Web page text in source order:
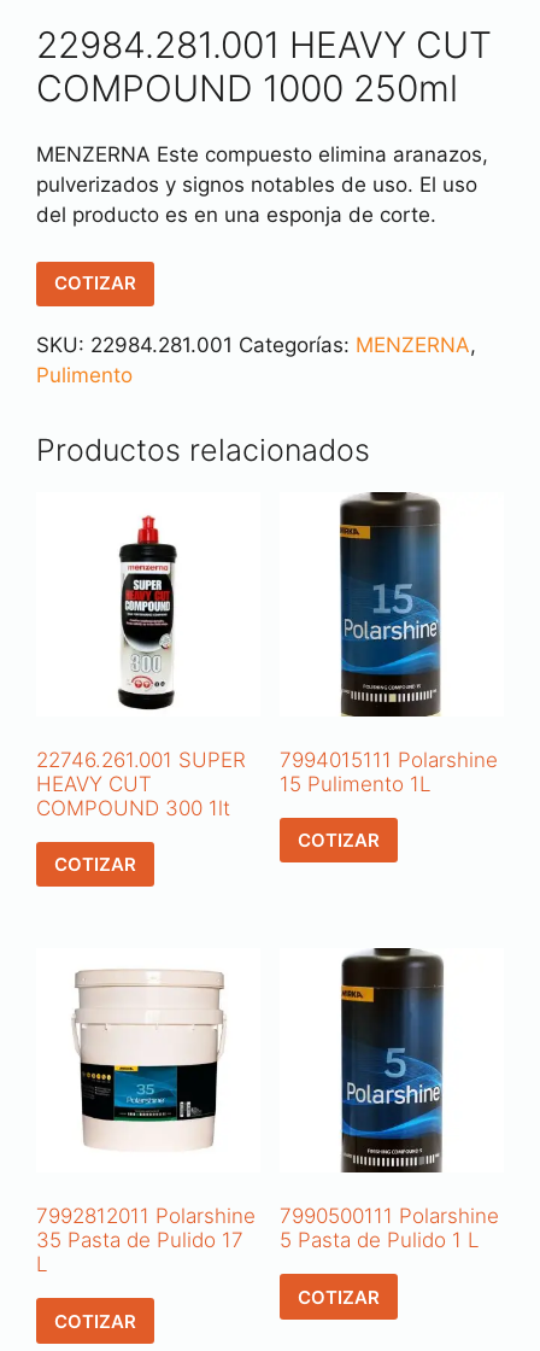
22984.281.001 HEAVY CUT
COMPOUND 1000 250ml
MENZERNA Este compuesto elimina aranazos,
pulverizados y signos notables de uso. El uso
del producto es en una esponja de corte.
COTIZAR
SKU: 22984.281.001 Categorías: MENZERNA,
Pulimento
Productos relacionados
22746.261.001 SUPER
HEAVY CUT
COMPOUND 300 1lt
COTIZAR
7994015111 Polarshine
15 Pulimento 1L
COTIZAR
7992812011 Polarshine
35 Pasta de Pulido 17
L
COTIZAR
7990500111 Polarshine
5 Pasta de Pulido 1 L
COTIZAR